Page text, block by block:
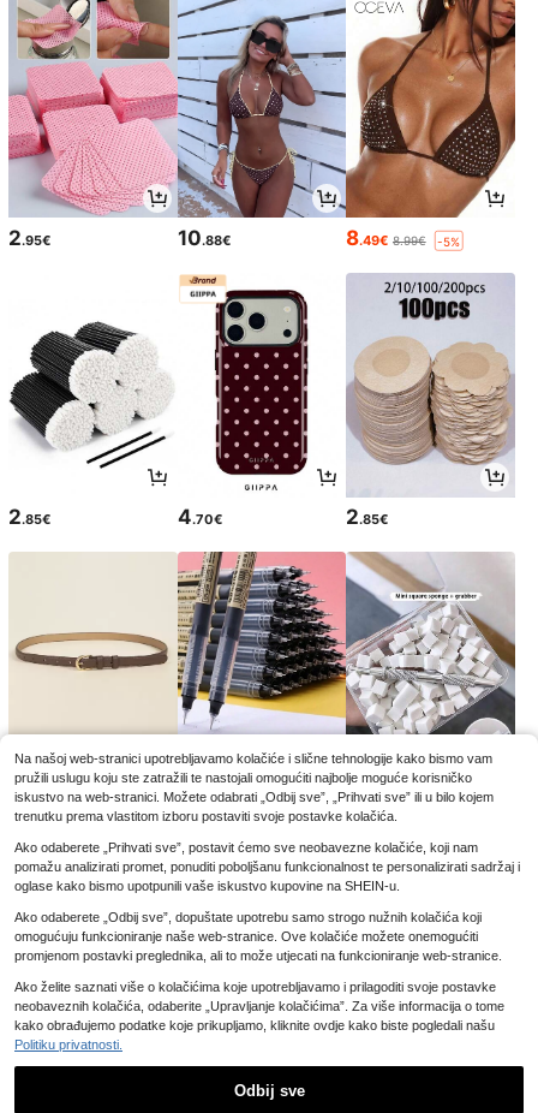
2.95€ 10.88€ 8.49€ 8.99€ -5%
2.85€ 4.70€ 2.85€
4.62€ 3.28€ 2.88€
2
Na našoj web-stranici upotrebljavamo kolačiće i slične tehnologije kako bismo vam
pružili uslugu koju ste zatražili te nastojali omogućiti najbolje moguće korisničko
iskustvo na web-stranici. Možete odabrati „Odbij sve”, „Prihvati sve” ili u bilo kojem
trenutku prema vlastitom izboru postaviti svoje postavke kolačića.
Ako odaberete „Prihvati sve”, postavit ćemo sve neobavezne kolačiće, koji nam
pomažu analizirati promet, ponuditi poboljšanu funkcionalnost te personalizirati sadržaj i
oglase kako bismo upotpunili vaše iskustvo kupovine na SHEIN-u.
Ako odaberete „Odbij sve”, dopuštate upotrebu samo strogo nužnih kolačića koji
omogućuju funkcioniranje naše web-stranice. Ove kolačiće možete onemogućiti
promjenom postavki preglednika, ali to može utjecati na funkcioniranje web-stranice.
Ako želite saznati više o kolačićima koje upotrebljavamo i prilagoditi svoje postavke
neobaveznih kolačića, odaberite „Upravljanje kolačićima”. Za više informacija o tome
kako obrađujemo podatke koje prikupljamo, kliknite ovdje kako biste pogledali našu
Politiku privatnosti.
Odbij sve